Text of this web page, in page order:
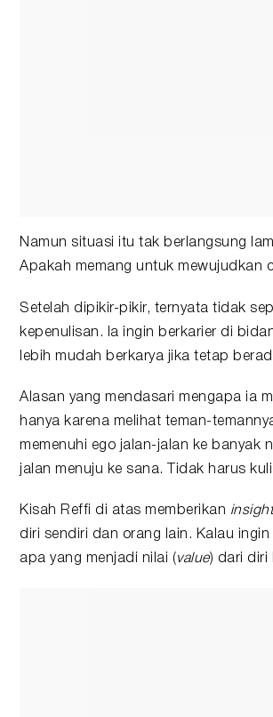
Namun situasi itu tak berlangsung
Apakah memang untuk mewujudkan
Setelah dipikir-pikir, ternyata tidak
kepenulisan. Ia ingin berkarier di
lebih mudah berkarya jika tetap
Alasan yang mendasari mengapa ia
hanya karena melihat teman-
memenuhi ego jalan-jalan ke banyak
jalan menuju ke sana. Tidak harus
Kisah Reffi di atas memberikan insight
diri sendiri dan orang lain. Kalau
apa yang menjadi nilai ( value) dari diri